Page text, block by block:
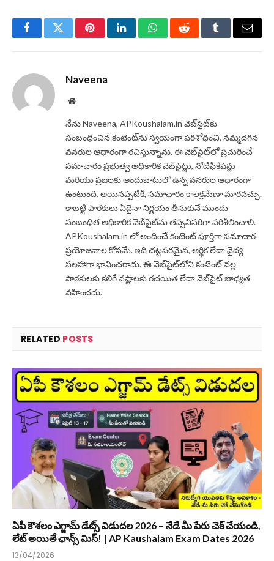
FacebookTwitterPinterestLinkedInWhatsAppRedditTumblrEmail
Naveena
Website
నేను Naveena, APKoushalam.in వెబ్‌సైట్‌కు
సంబంధించిన కంటెంట్‌ను స్వయంగా పరిశోధించి, నమ్మదగిన
వనరుల ఆధారంగా రచిస్తున్నాను. ఈ వెబ్‌సైట్‌లో ప్రచురించే
సమాచారం ప్రభుత్వ అధికారిక వెబ్‌సైట్లు, నోటిఫికేషన్లు
మరియు ప్రజలకు అందుబాటులో ఉన్న వనరుల ఆధారంగా
ఉంటుంది. అయినప్పటికీ, సమాచారం కాలక్రమేణా మారవచ్చు.
కాబట్టి పాఠకులు ఏదైనా నిర్ణయం తీసుకునే ముందు
సంబంధిత అధికారిక వెబ్‌సైట్‌ను తప్పనిసరిగా పరిశీలించాలి.
APKoushalam.in లో అందించే కంటెంట్ పూర్తిగా సమాచార
ప్రయోజనాల కోసమే. ఇది చట్టపరమైన, ఆర్థిక లేదా వైద్య
సలహాగా భావించరాదు. ఈ వెబ్‌సైట్‌లోని కంటెంట్ వల్ల
పాఠకులకు కలిగే నష్టాలకు రచయిత లేదా వెబ్‌సైట్ బాధ్యత
వహించదు.
RELATED POSTS
ఏపీ కౌశలం ఎగ్జామ్ డేట్స్ విడుదల 2026 – నేడే మీ పేరు చెక్ చేయండి,
లేట్ అయితే ఛాన్స్ మిస్! | AP Kaushalam Exam Dates 2026
13/04/2026